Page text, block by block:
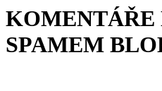
KOMENTÁŘE
SPAMEM